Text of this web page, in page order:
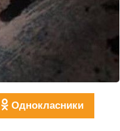
Однокласники